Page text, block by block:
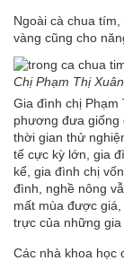
Ngoài cà chua
vàng cũng cho
Chị Phạm Thị
Gia đình chị Phạm
phương đưa giống
thời gian thử
tế cực kỳ lớn, gia
kể, gia đình chị
đình, nghề nông
mất mùa được
trực của những
Các nhà khoa học